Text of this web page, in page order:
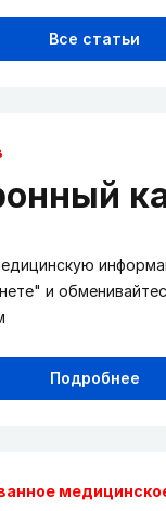
Все статьи
и
Подробнее